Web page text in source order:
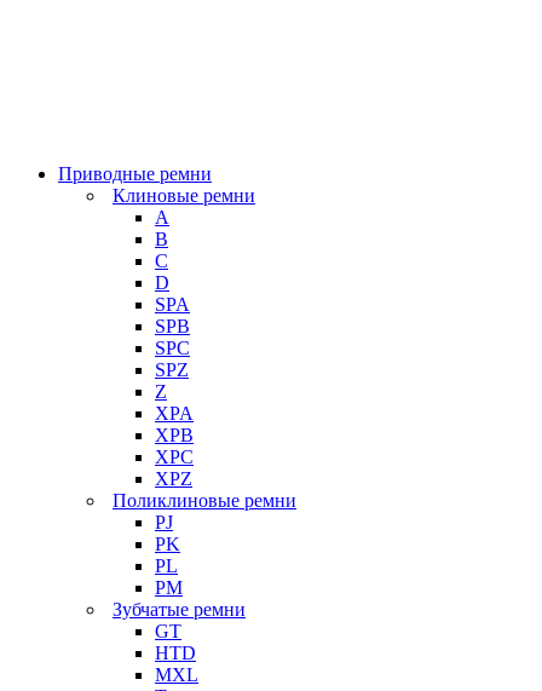
Приводные ремни
Клиновые ремни
A
B
C
D
SPA
SPB
SPC
SPZ
Z
XPA
XPB
XPC
XPZ
Поликлиновые ремни
PJ
PK
PL
PM
Зубчатые ремни
GT
HTD
MXL